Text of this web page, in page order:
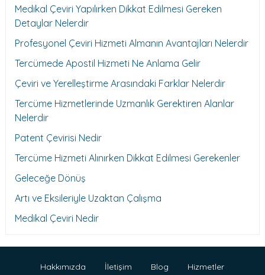
Medikal Çeviri Yapılırken Dikkat Edilmesi Gereken
Detaylar Nelerdir
Profesyonel Çeviri Hizmeti Almanın Avantajları Nelerdir
Tercümede Apostil Hizmeti Ne Anlama Gelir
Çeviri ve Yerelleştirme Arasındaki Farklar Nelerdir
Tercüme Hizmetlerinde Uzmanlık Gerektiren Alanlar
Nelerdir
Patent Çevirisi Nedir
Tercüme Hizmeti Alınırken Dikkat Edilmesi Gerekenler
Geleceğe Dönüş
Artı ve Eksileriyle Uzaktan Çalışma
Medikal Çeviri Nedir
Hakkımızda İletişim Blog Hizmetler